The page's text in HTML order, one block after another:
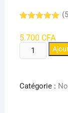
sur 5
basé sur
notations
(
5.700 CFA
quantité
de
SECRET
Catégorie :